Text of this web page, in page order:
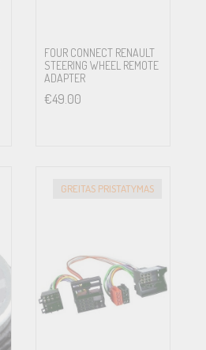
FOUR CONNECT RENAULT
STEERING WHEEL REMOTE
ADAPTER
€49.00
GREITAS PRISTATYMAS